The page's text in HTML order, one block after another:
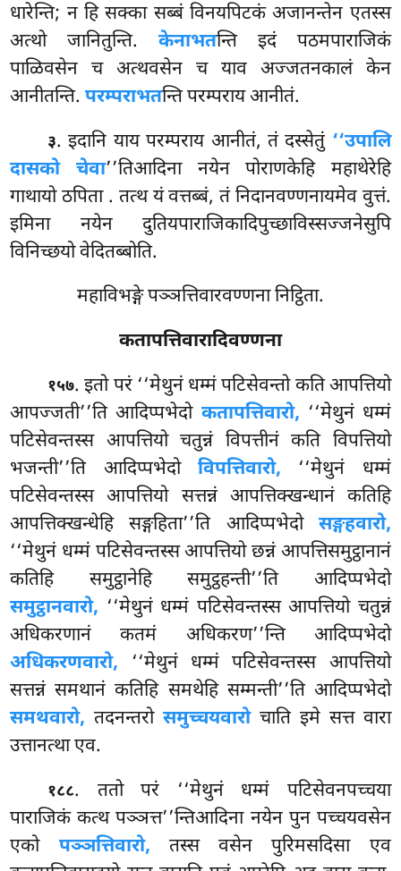
धारेन्ति; न हि सक्का सब्बं विनयपिटकं अजानन्तेन एतस्स
अत्थो जानितुन्ति. केनाभतन्ति इदं पठमपाराजिकं
पाळिवसेन च अत्थवसेन च याव अज्जतनकालं केन
आनीतन्ति.परम्पराभतन्ति परम्पराय आनीतं.
३. इदानि याय परम्पराय आनीतं, तं दस्सेतुं ‘‘उपालि
दासको चेवा’’तिआदिना नयेन पोराणकेहि महाथेरेहि
गाथायो ठपिता . तत्थ यं वत्तब्बं, तं निदानवण्णनायमेव वुत्तं.
इमिना नयेन दुतियपाराजिकादिपुच्छाविस्सज्जनेसुपि
विनिच्छयो वेदितब्बोति.
महाविभङ्गे पञ्ञत्तिवारवण्णना निट्ठिता.
कतापत्तिवारादिवण्णना
१५७. इतो परं ‘‘मेथुनं धम्मं पटिसेवन्तो कति आपत्तियो
आपज्जती’’ति आदिप्पभेदो कतापत्तिवारो, ‘‘मेथुनं धम्मं
पटिसेवन्तस्स आपत्तियो चतुन्नं विपत्तीनं कति विपत्तियो
भजन्ती’’ति आदिप्पभेदो विपत्तिवारो, ‘‘मेथुनं धम्मं
पटिसेवन्तस्स आपत्तियो सत्तन्नं आपत्तिक्खन्धानं कतिहि
आपत्तिक्खन्धेहि सङ्गहिता’’ति आदिप्पभेदो सङ्गहवारो,
‘‘मेथुनं धम्मं पटिसेवन्तस्स आपत्तियो छन्नं आपत्तिसमुट्ठानानं
कतिहि समुट्ठानेहि समुट्ठहन्ती’’ति आदिप्पभेदो
समुट्ठानवारो, ‘‘मेथुनं धम्मं पटिसेवन्तस्स आपत्तियो चतुन्नं
अधिकरणानं कतमं अधिकरण’’न्ति आदिप्पभेदो
अधिकरणवारो, ‘‘मेथुनं धम्मं पटिसेवन्तस्स आपत्तियो
सत्तन्नं समथानं कतिहि समथेहि सम्मन्ती’’ति आदिप्पभेदो
समथवारो, तदनन्तरोसमुच्चयवारोचाति इमे सत्त वारा
उत्तानत्था एव.
१८८. ततो परं ‘‘मेथुनं धम्मं पटिसेवनपच्चया
पाराजिकं कत्थ पञ्ञत्त’’न्तिआदिना नयेन पुन पच्चयवसेन
एको पञ्ञत्तिवारो, तस्स वसेन पुरिमसदिसा एव